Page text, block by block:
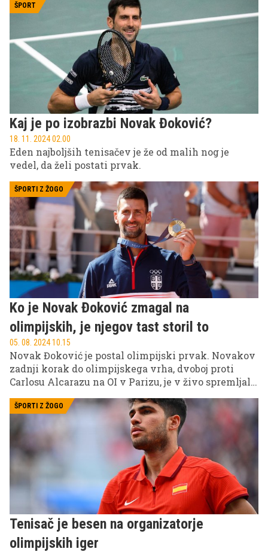
ŠPORT
Kaj je po izobrazbi Novak Đoković?
18. 11. 2024 02.00
Eden najboljših tenisačev je že od malih nog je
vedel, da želi postati prvak.
ŠPORTI Z ŽOGO
Ko je Novak Đoković zmagal na
olimpijskih, je njegov tast storil to
05. 08. 2024 10.15
Novak Đoković je postal olimpijski prvak. Novakov
zadnji korak do olimpijskega vrha, dvoboj proti
Carlosu Alcarazu na OI v Parizu, je v živo spremljala
ŠPORTI Z ŽOGO
Tenisač je besen na organizatorje
olimpijskih iger